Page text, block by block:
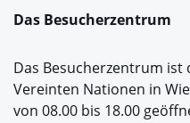
Das Besucherzentrum
Das Besucherzentrum ist
Vereinten Nationen in
von 08.00 bis 18.00